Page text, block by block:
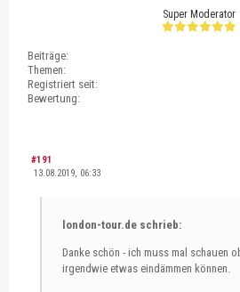
Super Moderator
Beiträge:
Themen:
Registriert seit:
Bewertung:
#191
13.08.2019, 06:33
london-tour.de schrieb:
Danke schön - ich muss mal schauen
irgendwie etwas eindämmen können.